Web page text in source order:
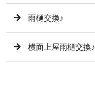
雨樋交換♪
横面上屋雨樋交換♪